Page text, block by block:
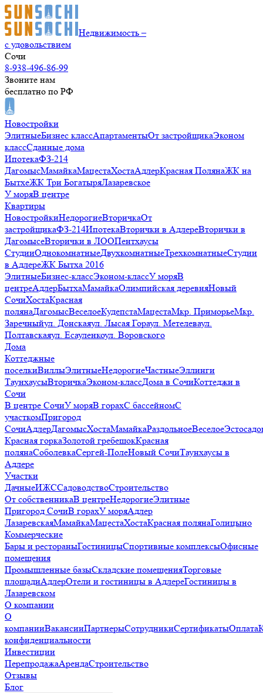
Недвижимость –
с удовольствием
Сочи
8-938-496-86-99
Звоните нам
бесплатно по РФ
Новостройки
ЭлитныеБизнес классАпартаментыОт застройщикаЭконом
классСданные дома
ИпотекаФЗ-214
ДагомысМамайкаМацестаХостаАдлерКрасная ПолянаЖК на
БытхеЖК Три БогатыряЛазаревское
У моряВ центре
Квартиры
НовостройкиНедорогиеВторичкаОт
застройщикаФЗ-214ИпотекаВторички в АдлереВторички в
ДагомысеВторички в ЛООПентхаусы
СтудииОднокомнатныеДвухкомнатныеТрехкомнатныеСтудии
в АдлереЖК Бытха 2016
ЭлитныеБизнес-классЭконом-классУ моряВ
центреАдлерБытхаМамайкаОлимпийская деревняНовый
СочиХостаКрасная
полянаДагомысВеселоеКудепстаМацестаМкр. ПриморьеМкр.
Заречныйул. Донскаяул. Лысая Гораул. Метелеваул.
Полтавскаяул. Есауленкоул. Воровского
Дома
Коттеджные
поселкиВиллыЭлитныеНедорогиеЧастныеЭллинги
ТаунхаусыВторичкаЭконом-классДома в СочиКоттеджи в
Сочи
В центре СочиУ моряВ горахС бассейномС
участкомПригород
СочиАдлерДагомысХостаМамайкаРаздольноеВеселое
Красная горкаЗолотой гребешокКрасная
полянаСоболевкаСергей-ПолеНовый СочиТаунхаусы в
Адлере
Участки
ДачныеИЖССадоводствоСтроительство
От собственникаВ центреНедорогиеЭлитные
Пригород СочиВ горахУ моряАдлер
ЛазаревскаяМамайкаМацестаХостаКрасная полянаГолицыно
Коммерческие
Бары и рестораныГостиницыСпортивные комплексыОфисные
помещения
Промышленные базыСкладские помещенияТорговые
площадиАдлерОтели и гостиницы в АдлереГостиницы в
Лазаревском
О компании
О
компанииВакансииПартнерыСотрудникиСертификатыОплата
конфиденциальности
Инвестиции
ПерепродажаАрендаСтроительство
Отзывы
Блог